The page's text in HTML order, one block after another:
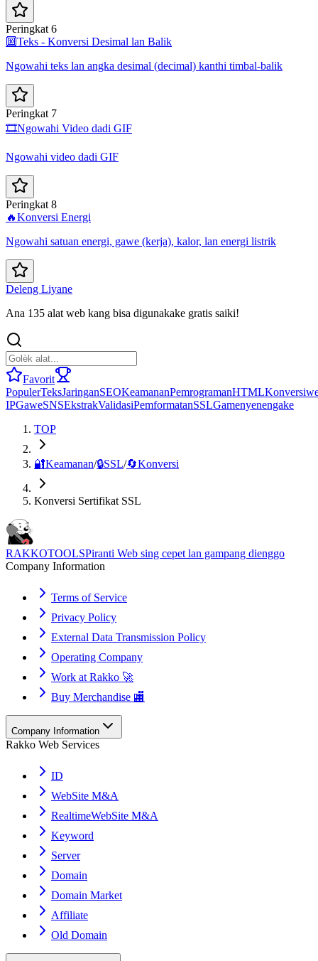
Peringkat 6
🔟Teks - Konversi Desimal lan Balik
Ngowahi teks lan angka desimal (decimal) kanthi timbal-balik
Peringkat 7
🎞️Ngowahi Video dadi GIF
Ngowahi video dadi GIF
Peringkat 8
🔥Konversi Energi
Ngowahi satuan energi, gawe (kerja), kalor, lan energi listrik
Deleng Liyane
Ana 135 alat web kang bisa digunakake gratis saiki!
Favorit
PopulerTeksJaringanSEOKeamananPemrogramanHTMLKonversi
IPGaweSNSEkstrakValidasiPemformatanSSLGamenyenengake
TOP
🔐Keamanan/🔒SSL/🔄Konversi
Konversi Sertifikat SSL
RAKKOTOOLSPiranti Web sing cepet lan gampang dienggo
Company Information
Terms of Service
Privacy Policy
External Data Transmission Policy
Operating Company
Work at Rakko 🚀
Buy Merchandise 🏬
Company Information
Rakko Web Services
ID
WebSite M&A
RealtimeWebSite M&A
Keyword
Server
Domain
Domain Market
Affiliate
Old Domain